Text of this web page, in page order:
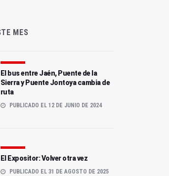
MES
El bus entre Jaén, Puente de la
Sierra y Puente Jontoya cambia de
ruta
PUBLICADO EL 12 DE JUNIO DE 2024
El Expositor: Volver otra vez
PUBLICADO EL 31 DE AGOSTO DE 2025